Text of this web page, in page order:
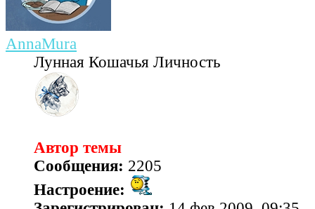
AnnaMura
Лунная Кошачья Личность
Автор темы
Сообщения: 2205
Настроение: